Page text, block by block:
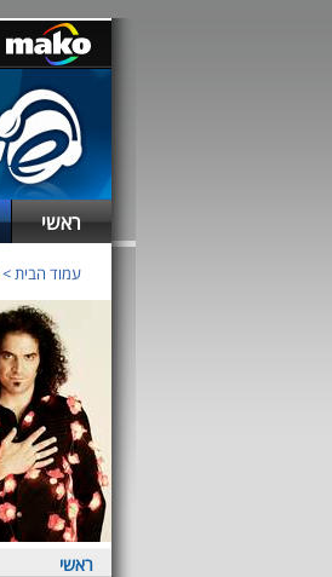
ראשי
עמוד הבית>
ראשי